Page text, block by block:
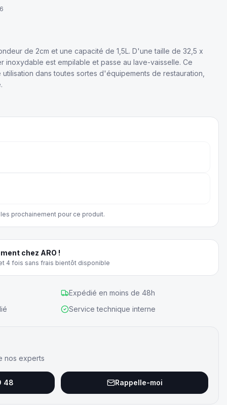
de 2cm et une capacité de 1,5L. D'une taille de 32,5 x
inoxydable est empilable et passe au lave-vaisselle. Ce
dans toutes sortes d'équipements de restauration,
prochainement pour ce produit.
chez ARO !
4 fois sans frais bientôt disponible
Expédié en moins de 48h
Service technique interne
nos experts
48 Rappelle-moi